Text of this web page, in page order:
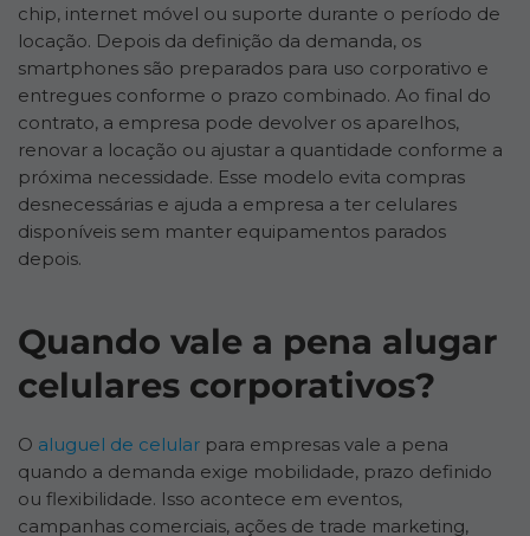
chip, internet móvel ou suporte durante o período de
locação. Depois da definição da demanda, os
smartphones são preparados para uso corporativo e
entregues conforme o prazo combinado. Ao final do
contrato, a empresa pode devolver os aparelhos,
renovar a locação ou ajustar a quantidade conforme a
próxima necessidade. Esse modelo evita compras
desnecessárias e ajuda a empresa a ter celulares
disponíveis sem manter equipamentos parados
depois.
Quando vale a pena alugar
celulares corporativos?
O aluguel de celular para empresas vale a pena
quando a demanda exige mobilidade, prazo definido
ou flexibilidade. Isso acontece em eventos,
campanhas comerciais, ações de trade marketing,